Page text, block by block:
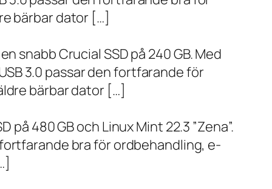
bärbar dator […]
snabb Crucial SSD på 240 GB. Med
3.0 passar den fortfarande för
bärbar dator […]
480 GB och Linux Mint 22.3 ”Zena”.
bra för ordbehandling, e-